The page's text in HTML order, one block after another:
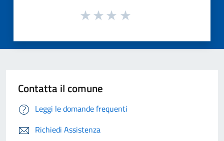
Contatta il comune
Leggi le domande frequenti
Richiedi Assistenza